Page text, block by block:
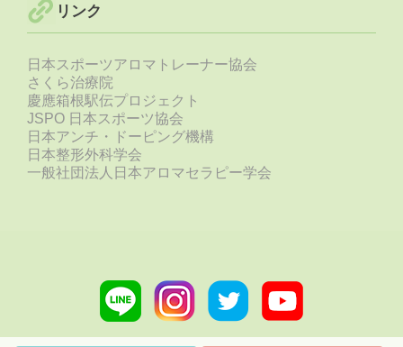
リンク
日本スポーツアロマトレーナー協会
さくら治療院
慶應箱根駅伝プロジェクト
JSPO 日本スポーツ協会
日本アンチ・ドーピング機構
日本整形外科学会
一般社団法人日本アロマセラピー学会
Line
link
Instagram
link
Twitter
link
Youtube
link